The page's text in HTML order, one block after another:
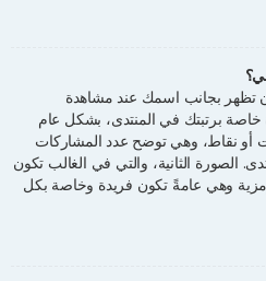
تظهر بجانب اسمك عند مشاهدة
برتبتك في المنتدى، بشكل عام
نقاط، وهي توضح عدد المشاركات
الصورة الثانية، والتي في الغالب تكون
وهي عامةً تكون فريدة وخاصة بكل